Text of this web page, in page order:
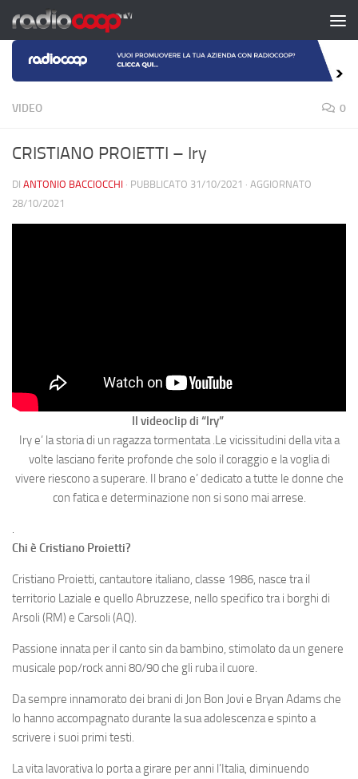
Salta al contenuto
VIDEO 0
CRISTIANO PROIETTI – Iry
DI ANTONIO BACCIOCCHI · PUBBLICATO 31/10/2021 · AGGIORNATO
28/10/2021
Il videoclip di “Iry”
Iry e’ la storia di un ragazza tormentata .Le vicissitudini della vita a
volte lasciano ferite profonde che solo il coraggio e la voglia di
vivere riescono a superare. Il brano e’ dedicato a tutte le donne che
con fatica e determinazione non si sono mai arrese.
.
Chi è Cristiano Proietti?
Cristiano Proietti, cantautore italiano, classe 1986, nasce tra il
territorio Laziale e quello Abruzzese, nello specifico tra i borghi di
Arsoli (RM) e Carsoli (AQ).
Passione innata per il canto sin da bambino, stimolato da un genere
musicale pop/rock anni 80/90 che gli ruba il cuore.
Da sempre innamorato dei brani di Jon Bon Jovi e Bryan Adams che
lo hanno accompagnato durante la sua adolescenza e spinto a
scrivere i suoi primi testi.
La vita lavorativa lo porta a girare per anni l’Italia, diminuendo